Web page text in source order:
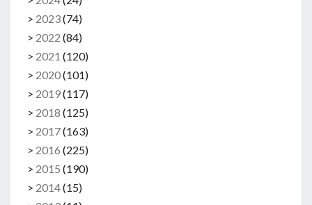
> 2023(74)
> 2022 (84)
> 2021 (120)
> 2020(101)
> 2019(117)
> 2018 (125)
> 2017(163)
> 2016 (225)
> 2015 (190)
> 2014(15)